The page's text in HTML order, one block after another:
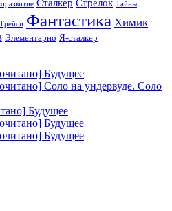
Тайны
Трейси Фантастика Химик
Элементарно Я-сталкер
Будущее
Соло на ундервуде. Соло
Будущее
Будущее
Будущее